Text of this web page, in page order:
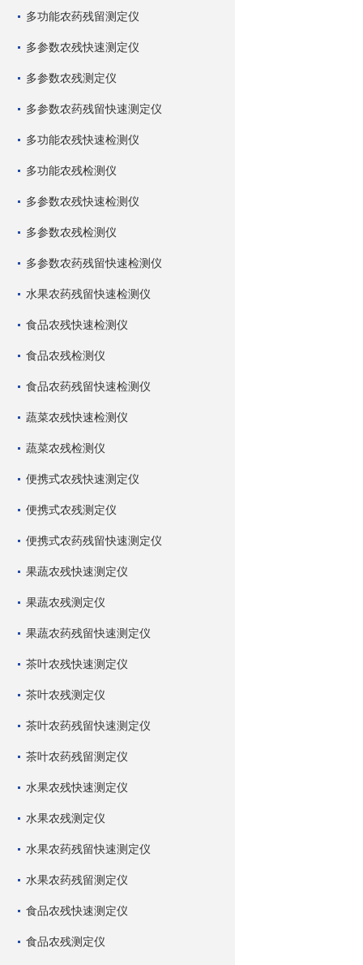
多功能农药残留测定仪
多参数农残快速测定仪
多参数农残测定仪
多参数农药残留快速测定仪
多功能农残快速检测仪
多功能农残检测仪
多参数农残快速检测仪
多参数农残检测仪
多参数农药残留快速检测仪
水果农药残留快速检测仪
食品农残快速检测仪
食品农残检测仪
食品农药残留快速检测仪
蔬菜农残快速检测仪
蔬菜农残检测仪
便携式农残快速测定仪
便携式农残测定仪
便携式农药残留快速测定仪
果蔬农残快速测定仪
果蔬农残测定仪
果蔬农药残留快速测定仪
茶叶农残快速测定仪
茶叶农残测定仪
茶叶农药残留快速测定仪
茶叶农药残留测定仪
水果农残快速测定仪
水果农残测定仪
水果农药残留快速测定仪
水果农药残留测定仪
食品农残快速测定仪
食品农残测定仪